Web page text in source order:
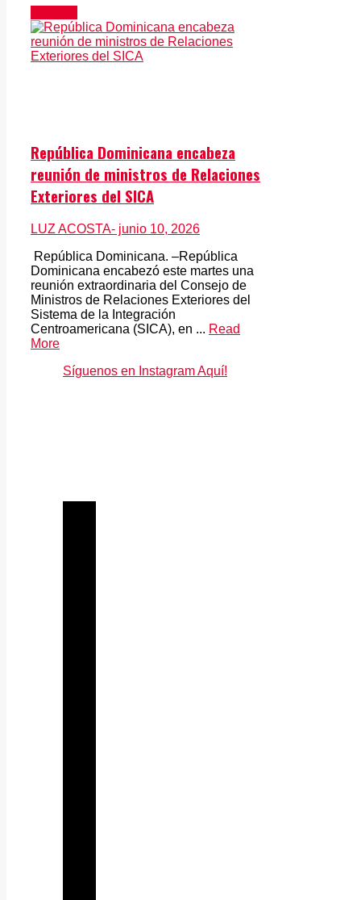
República Dominicana encabeza
reunión de ministros de Relaciones
Exteriores del SICA
LUZ ACOSTA- junio 10, 2026
República Dominicana. –República
Dominicana encabezó este martes una
reunión extraordinaria del Consejo de
Ministros de Relaciones Exteriores del
Sistema de la Integración
Centroamericana (SICA), en ... Read
More
Síguenos en Instagram Aquí!